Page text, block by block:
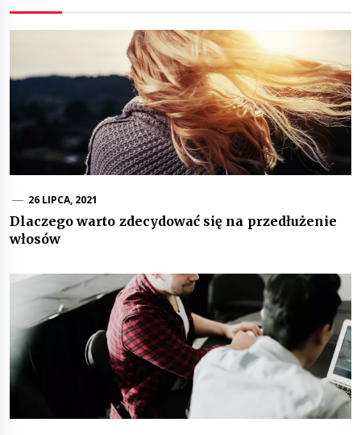
26 LIPCA, 2021
Dlaczego warto zdecydować się na przedłużenie
włosów